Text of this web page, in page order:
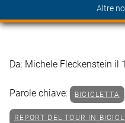
Altre
Da: Michele Fleckenstein il
Parole chiave: BICICLETTA
REPORT DEL TOUR IN